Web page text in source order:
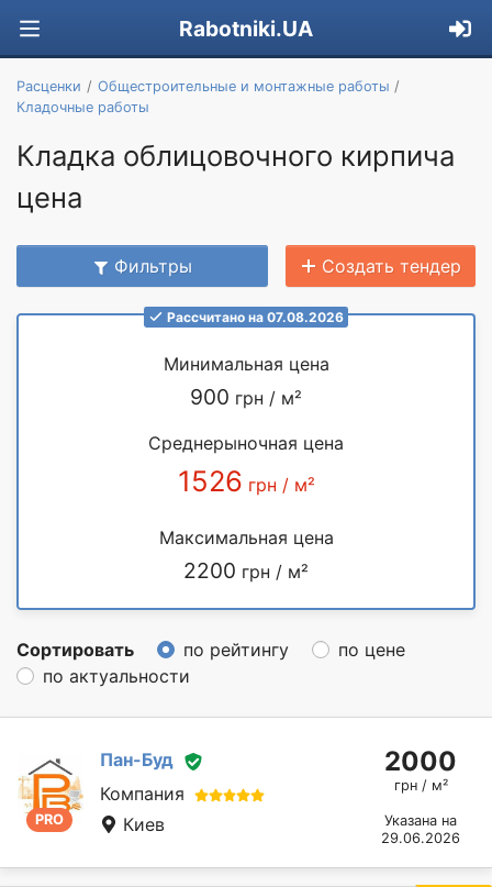
Rabotniki.UA
Расценки
Общестроительные и монтажные работы
Кладочные работы
Кладка облицовочного кирпича
цена
Фильтры Создать тендер
Рассчитано на 07.08.2026
Минимальная цена
900 грн / м²
Среднерыночная цена
1526 грн / м²
Максимальная цена
2200 грн / м²
Сортировать по рейтингу
по цене
по актуальности
PRO
Пан-Буд
Компания
Киев
2000
грн / м²
Указана на
29.06.2026